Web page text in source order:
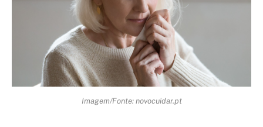
Imagem/Fonte: novocuidar.pt